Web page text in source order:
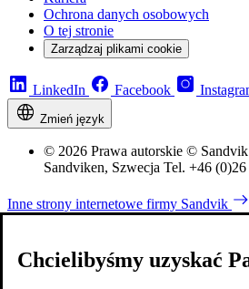
Ochrona danych osobowych
O tej stronie
Zarządzaj plikami cookie
LinkedIn Facebook
Zmień język
© 2026 Prawa autorskie ©
Sandviken, Szwecja Tel. +46
Inne strony internetowe firmy Sandvik
Chcielibyśmy uzyskać